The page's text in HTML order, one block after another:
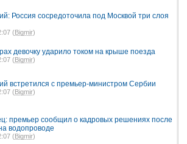
Россия сосредоточила под Москвой три слоя
(Bigmir)
девочку ударило током на крыше поезда
(Bigmir)
встретился с премьер-министром Сербии
(Bigmir)
премьер сообщил о кадровых решениях после
водопроводе
(Bigmir)